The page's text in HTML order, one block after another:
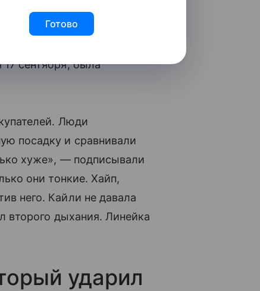
Поэтому запуск
купальники,
эстетике Кайли. Анонс в
сентября, была
Люди
посадку и сравнивали
хуже», — подписывали
они тонкие. Хайп,
него. Кайли не давала
второго дыхания. Линейка
ударил
Готово